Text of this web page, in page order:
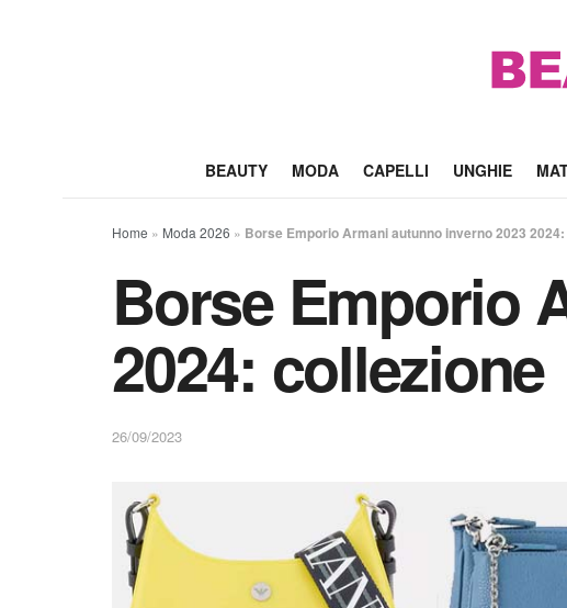
BEAUTY MODA CAPELLI UNGHIE
Home » Moda 2026 » Borse Emporio Armani autunno inverno 2023
Borse Emporio
2024: collezione
26/09/2023